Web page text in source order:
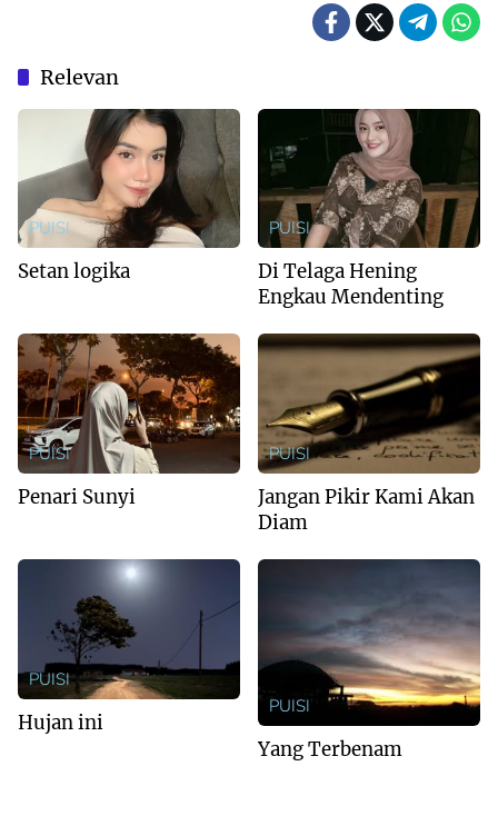
Relevan
PUISI
Setan logika
PUISI
Di Telaga Hening
Engkau Mendenting
PUISI
Penari Sunyi
PUISI
Jangan Pikir Kami Akan
Diam
PUISI
Hujan ini
PUISI
Yang Terbenam